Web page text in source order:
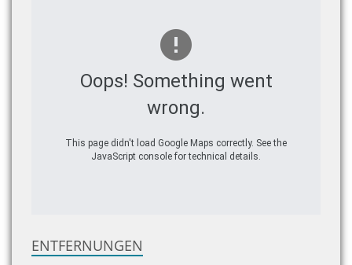
Oops! Something went
wrong.
This page didn't load Google Maps correctly. See the
JavaScript console for technical details.
ENTFERNUNGEN